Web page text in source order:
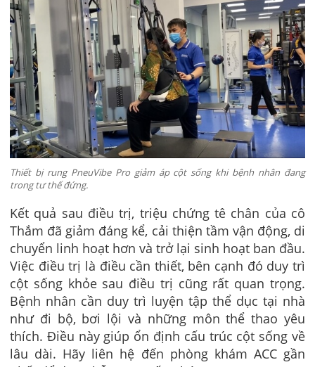
Thiết bị rung PneuVibe Pro giảm áp cột sống khi bệnh nhân đang
trong tư thế đứng.
Kết quả sau điều trị, triệu chứng tê chân của cô
Thắm đã giảm đáng kể, cải thiện tầm vận động, di
chuyển linh hoạt hơn và trở lại sinh hoạt ban đầu.
Việc điều trị là điều cần thiết, bên cạnh đó duy trì
cột sống khỏe sau điều trị cũng rất quan trọng.
Bệnh nhân cần duy trì luyện tập thể dục tại nhà
như đi bộ, bơi lội và những môn thể thao yêu
thích. Điều này giúp ổn định cấu trúc cột sống về
lâu dài. Hãy liên hệ đến phòng khám ACC gần